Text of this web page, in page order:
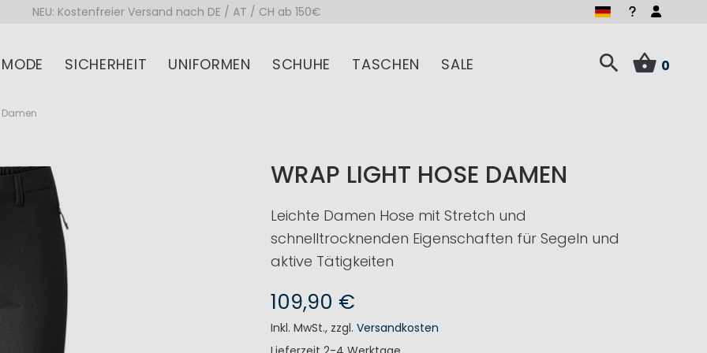
NEU: Kostenfreier Versand nach DE / AT / CH ab 150€
MODE SICHERHEIT UNIFORMEN SCHUHE TASCHEN SALE 0
WRAP LIGHT HOSE DAMEN
Leichte Damen Hose mit Stretch und
schnelltrocknenden Eigenschaften für Segeln und
aktive Tätigkeiten
109,90 €
Inkl. MwSt., zzgl.Versandkosten